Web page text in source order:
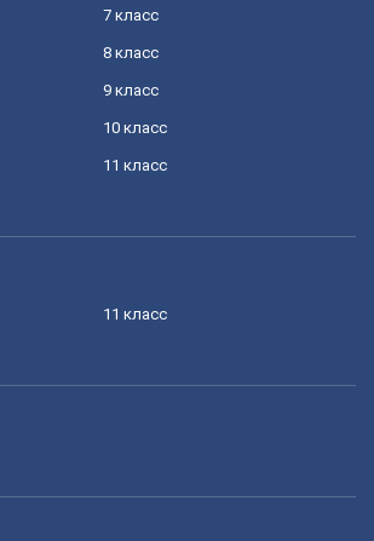
7 класс
8 класс
9 класс
10 класс
11 класс
11 класс